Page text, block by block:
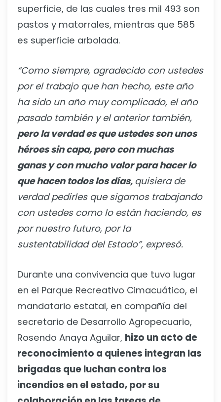
superficie, de las cuales tres mil 493 son
pastos y matorrales, mientras que 585
es superficie arbolada.
“Como siempre, agradecido con ustedes
por el trabajo que han hecho, este año
ha sido un año muy complicado, el año
pasado también y el anterior también,
pero la verdad es que ustedes son unos
héroes sin capa, pero con muchas
ganas y con mucho valor para hacer lo
que hacen todos los días, quisiera de
verdad pedirles que sigamos trabajando
con ustedes como lo están haciendo, es
por nuestro futuro, por la
sustentabilidad del Estado”, expresó.
Durante una convivencia que tuvo lugar
en el Parque Recreativo Cimacuático, el
mandatario estatal, en compañía del
secretario de Desarrollo Agropecuario,
Rosendo Anaya Aguilar, hizo un acto de
reconocimiento a quienes integran las
brigadas que luchan contra los
incendios en el estado, por su